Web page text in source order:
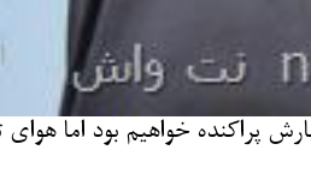
خواهیم بود اما